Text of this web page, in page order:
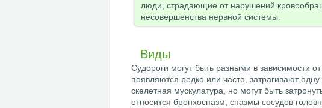
люди, страдающие от нарушений
несовершенства нервной системы.
Виды
Судороги могут быть разными в зависимости
появляются редко или часто, затрагивают
скелетная мускулатура, но могут быть
относится бронхоспазм, спазмы сосудов